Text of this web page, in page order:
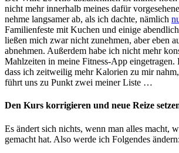
nicht mehr innerhalb meines dafür
nehme langsamer ab, als ich dachte, nämlich
Familienfeste mit Kuchen und einige
ließen mich zwar nicht zunehmen, aber eben
abnehmen. Außerdem habe ich nicht mehr
Mahlzeiten in meine Fitness-App eingetragen.
dass ich zeitweilig mehr Kalorien zu mir
führt uns zu Punkt zwei meiner Liste …
Den Kurs korrigieren und neue Reize
Es ändert sich nichts, wenn man alles macht,
gemacht hat. Also werde ich Folgendes ändern: